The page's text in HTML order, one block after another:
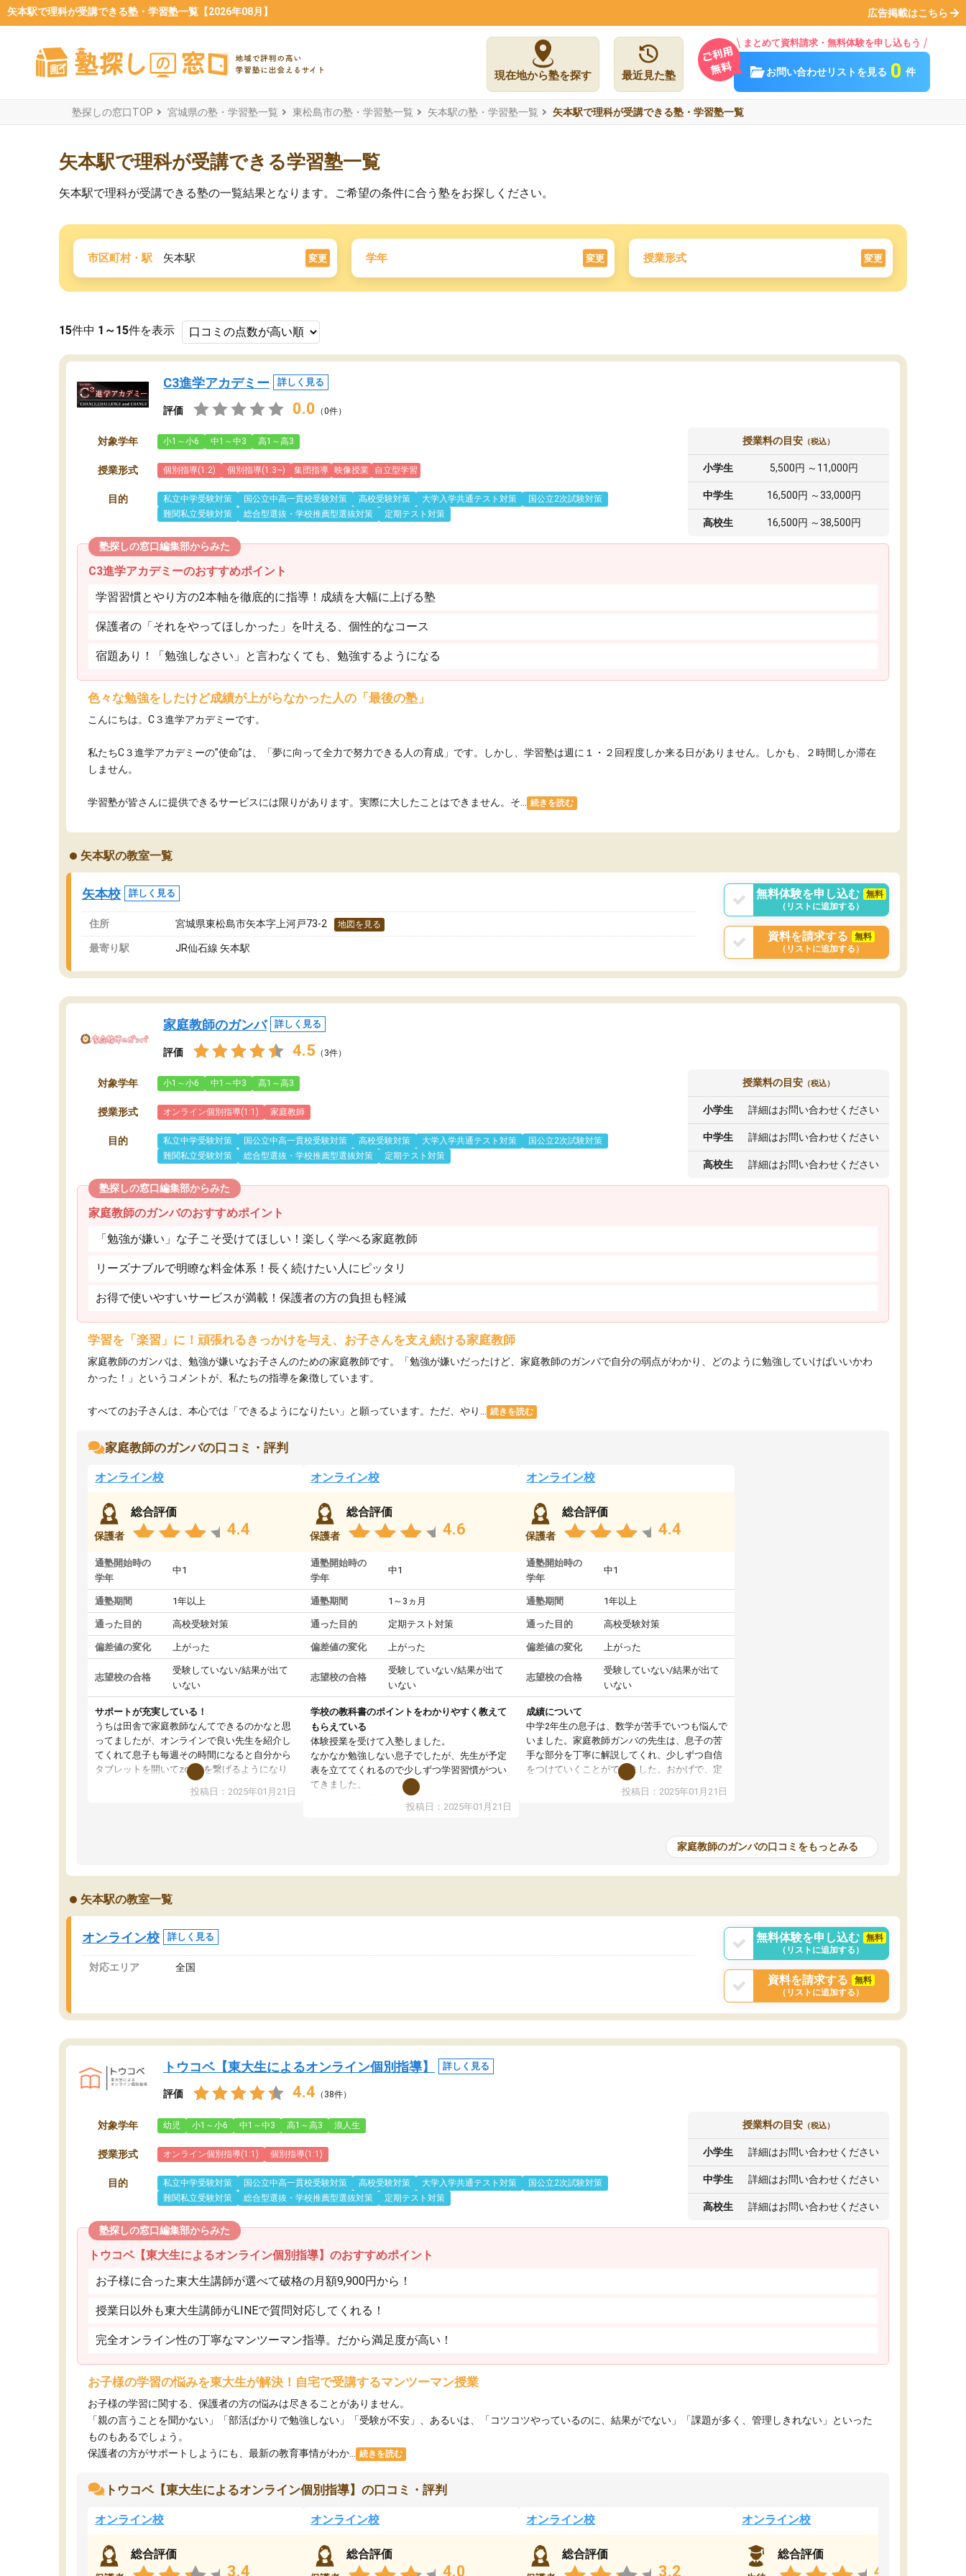
矢本駅で理科が受講できる塾・学習塾一覧【2026年08月】 広告掲載はこちら
現在地から塾を探す 最近見た塾
まとめて資料請求・無料体験を申し込もう
お問い合わせリストを見る 0 件
塾探しの窓口TOP 宮城県の塾・学習塾一覧 東松島市の塾・学習塾一覧 矢本駅の塾・学習塾一覧 矢本駅で理科が受講できる塾・学習塾一覧
矢本駅で理科が受講できる学習塾一覧
矢本駅で理科が受講できる塾の一覧結果となります。ご希望の条件に合う塾をお探しください。
市区町村・駅 矢本駅 変更 学年 変更 授業形式 変更
15件中 1～15件を表示
C3進学アカデミー 詳しく見る
評価 0.0 （0件）
対象学年 小1～小6 中1～中3 高1～高3
授業形式 個別指導(1:2) 個別指導(1:3~) 集団指導 映像授業 自立型学習
目的 私立中学受験対策 国公立中高一貫校受験対策 高校受験対策 大学入学共通テスト対策
国公立2次試験対策
難関私立受験対策
総合型選抜・学校推薦型選抜対策 定期テスト対策
授業料の目安 （税込）
小学生 5,500円 ～11,000円
中学生 16,500円 ～33,000円
高校生 16,500円 ～38,500円
塾探しの窓口編集部からみた
C3進学アカデミーのおすすめポイント
学習習慣とやり方の2本軸を徹底的に指導！成績を大幅に上げる塾
保護者の「それをやってほしかった」を叶える、個性的なコース
宿題あり！「勉強しなさい」と言わなくても、勉強するようになる
色々な勉強をしたけど成績が上がらなかった人の「最後の塾」
こんにちは。C３進学アカデミーです。
私たちC３進学アカデミーの”使命”は、「夢に向って全力で努力できる人の育成」です。しかし、学習塾は週に１・２回程度しか来る日がありません。しかも、２時間しか滞在
しません。
学習塾が皆さんに提供できるサービスには限りがあります。実際に大したことはできません。そ... 続きを読む
矢本駅の教室一覧
矢本校 詳しく見る
住所 宮城県東松島市矢本字上河戸73-2 地図を見る
最寄り駅 JR仙石線 矢本駅
無料体験を申し込む
無料
（リストに追加する）
資料を請求する
無料
（リストに追加する）
家庭教師のガンバ 詳しく見る
評価 4.5 （3件）
対象学年 小1～小6 中1～中3 高1～高3
授業形式 オンライン個別指導(1:1) 家庭教師
目的 私立中学受験対策 国公立中高一貫校受験対策 高校受験対策 大学入学共通テスト対策
国公立2次試験対策
難関私立受験対策
総合型選抜・学校推薦型選抜対策 定期テスト対策
授業料の目安 （税込）
小学生 詳細はお問い合わせください
中学生 詳細はお問い合わせください
高校生 詳細はお問い合わせください
塾探しの窓口編集部からみた
家庭教師のガンバのおすすめポイント
「勉強が嫌い」な子こそ受けてほしい！楽しく学べる家庭教師
リーズナブルで明瞭な料金体系！長く続けたい人にピッタリ
お得で使いやすいサービスが満載！保護者の方の負担も軽減
学習を「楽習」に！頑張れるきっかけを与え、お子さんを支え続ける家庭教師
家庭教師のガンバは、勉強が嫌いなお子さんのための家庭教師です。「勉強が嫌いだったけど、家庭教師のガンバで自分の弱点がわかり、どのように勉強していけばいいかわ
かった！」というコメントが、私たちの指導を象徴しています。
すべてのお子さんは、本心では「できるようになりたい」と願っています。ただ、やり... 続きを読む
家庭教師のガンバの口コミ・評判
オンライン校
保護者
総合評価
4.4
通塾開始時の
学年
中1
通塾期間 1年以上
通った目的 高校受験対策
偏差値の変化 上がった
志望校の合格
受験していない/結果が出て
いない
サポートが充実している！
うちは田舎で家庭教師なんてできるのかなと思
ってましたが、オンラインで良い先生を紹介し
てくれて息子も毎週その時間になると自分から
タブレットを開いてzoomを繋げるようになり
ました！5科目なんでもOKなのもとても気に入
投稿日：2025年01月21日
オンライン校
保護者
総合評価
4.6
通塾開始時の
学年
中1
通塾期間 1～3ヵ月
通った目的 定期テスト対策
偏差値の変化 上がった
志望校の合格
受験していない/結果が出て
いない
学校の教科書のポイントをわかりやすく教えて
もらえている
体験授業を受けて入塾しました。
なかなか勉強しない息子でしたが、先生が予定
表を立ててくれるので少しずつ学習習慣がつい
てきました。
オンラインで週に一度の受講ですが、指導が無
い日も予定表に基づいて勉強したり、LINEでわ
投稿日：2025年01月21日
オンライン校
保護者
総合評価
4.4
通塾開始時の
学年
中1
通塾期間 1年以上
通った目的 高校受験対策
偏差値の変化 上がった
志望校の合格
受験していない/結果が出て
いない
成績について
中学2年生の息子は、数学が苦手でいつも悩んで
いました。家庭教師ガンバの先生は、息子の苦
手な部分を丁寧に解説してくれ、少しずつ自信
をつけていくことができました。おかげで、定
期テストの成績が10点以上アップし、本人もと
投稿日：2025年01月21日
家庭教師のガンバの口コミをもっとみる
矢本駅の教室一覧
オンライン校 詳しく見る
対応エリア 全国
無料体験を申し込む
無料
（リストに追加する）
資料を請求する
無料
（リストに追加する）
トウコベ【東大生によるオンライン個別指導】 詳しく見る
評価 4.4 （38件）
対象学年 幼児 小1～小6 中1～中3 高1～高3 浪人生
授業形式 オンライン個別指導(1:1) 個別指導(1:1)
目的 私立中学受験対策 国公立中高一貫校受験対策 高校受験対策 大学入学共通テスト対策
国公立2次試験対策
難関私立受験対策
総合型選抜・学校推薦型選抜対策 定期テスト対策
授業料の目安 （税込）
小学生 詳細はお問い合わせください
中学生 詳細はお問い合わせください
高校生 詳細はお問い合わせください
塾探しの窓口編集部からみた
トウコベ【東大生によるオンライン個別指導】のおすすめポイント
お子様に合った東大生講師が選べて破格の月額9,900円から！
授業日以外も東大生講師がLINEで質問対応してくれる！
完全オンライン性の丁寧なマンツーマン指導。だから満足度が高い！
お子様の学習の悩みを東大生が解決！自宅で受講するマンツーマン授業
お子様の学習に関する、保護者の方の悩みは尽きることがありません。
「親の言うことを聞かない」「部活ばかりで勉強しない」「受験が不安」、あるいは、「コツコツやっているのに、結果がでない」「課題が多く、管理しきれない」といった
ものもあるでしょう。
保護者の方がサポートしようにも、最新の教育事情がわか...
続きを読む
トウコベ【東大生によるオンライン個別指導】の口コミ・評判
オンライン校
総合評価
3.4
オンライン校
総合評価
4.0
オンライン校
総合評価
3.2
オンライン校
総合評価
4.4